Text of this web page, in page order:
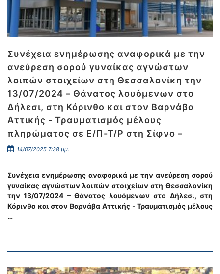
Συνέχεια ενημέρωσης αναφορικά με την
ανεύρεση σορού γυναίκας αγνώστων
λοιπών στοιχείων στη Θεσσαλονίκη την
13/07/2024 – Θάνατος λουόμενων στο
Δήλεσι, στη Κόρινθο και στον Βαρνάβα
Αττικής - Τραυματισμός μέλους
πληρώματος σε Ε/Π-Τ/Ρ στη Σίφνο –
14/07/2025 7:38 μμ.
Συνέχεια ενημέρωσης αναφορικά με την ανεύρεση σορού
γυναίκας αγνώστων λοιπών στοιχείων στη Θεσσαλονίκη
την 13/07/2024 – Θάνατος λουόμενων στο Δήλεσι, στη
Κόρινθο και στον Βαρνάβα Αττικής - Τραυματισμός μέλους
…